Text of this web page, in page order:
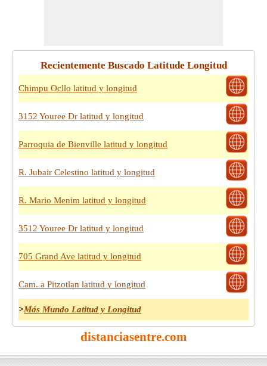
Recientemente Buscado Latitude Longitud
Chimpu Ocllo latitud y longitud
3152 Youree Dr latitud y longitud
Parroquia de Bienville latitud y longitud
R. Jubair Celestino latitud y longitud
R. Mario Menim latitud y longitud
3512 Youree Dr latitud y longitud
705 Grand Ave latitud y longitud
Cam. a Pitzotlan latitud y longitud
>Más Mundo Latitud y Longitud
distanciasentre.com